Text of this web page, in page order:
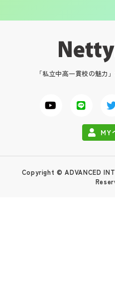
「私立中高一貫校の魅力
MY
Copyright © ADVANCED